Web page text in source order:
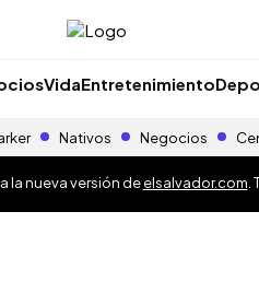
VidaEntretenimiento
Nativos Negocios
la nueva versión deelsalvador.com